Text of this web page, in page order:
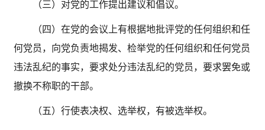
（三）对党的工作提出建议和倡议。
（四）在党的会议上有根据地批评党的任何组织和任
何党员，向党负责地揭发、检举党的任何组织和任何党员
违法乱纪的事实，要求处分违法乱纪的党员，要求罢免或
撤换不称职的干部。
（五）行使表决权、选举权，有被选举权。